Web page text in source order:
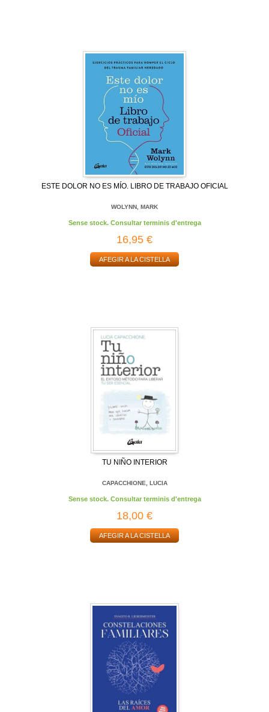
ESTE DOLOR NO ES MÍO. LIBRO DE TRABAJO OFICIAL
WOLYNN, MARK
Sense stock. Consultar terminis d'entrega
16,95 €
AFEGIR A LA CISTELLA
TU NIÑO INTERIOR
CAPACCHIONE, LUCIA
Sense stock. Consultar terminis d'entrega
18,00 €
AFEGIR A LA CISTELLA